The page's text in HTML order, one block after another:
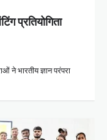
प्रतियोगिता
ने भारतीय ज्ञान परंपरा